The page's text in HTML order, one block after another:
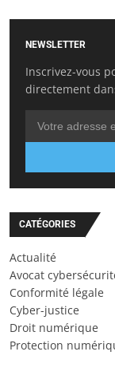
NEWSLETTER
Inscrivez-vous
directement
CATÉGORIES
Actualité
Avocat
Conformité légale
Cyber-justice
Droit numérique
Protection